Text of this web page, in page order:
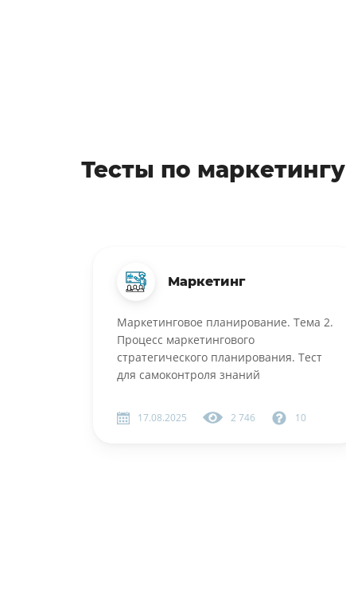
Тесты по маркетингу
Маркетинг
Маркетинговое планирование. Тема 2.
Процесс маркетингового
стратегического планирования. Тест
для самоконтроля знаний
17.08.2025 2 746 10